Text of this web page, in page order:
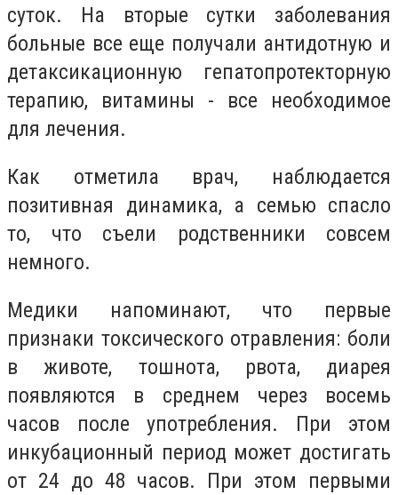
суток. На вторые сутки заболевания
больные все еще получали антидотную и
детаксикационную гепатопротекторную
терапию, витамины - все необходимое
для лечения.
Как отметила врач, наблюдается
позитивная динамика, а семью спасло
то, что съели родственники совсем
немного.
Медики напоминают, что первые
признаки токсического отравления: боли
в животе, тошнота, рвота, диарея
появляются в среднем через восемь
часов после употребления. При этом
инкубационный период может достигать
от 24 до 48 часов. При этом первыми